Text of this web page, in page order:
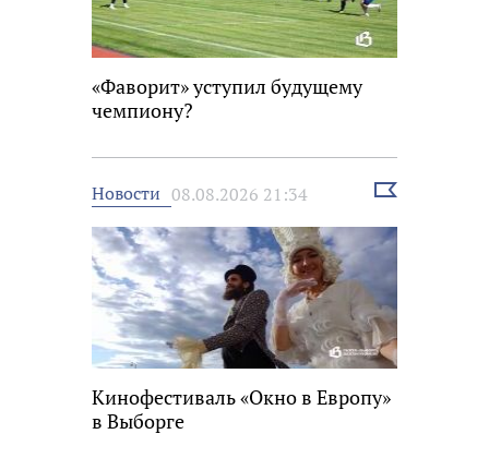
«Фаворит» уступил будущему
чемпиону?
Новости 08.08.2026 21:34
Выбрать
Кинофестиваль «Окно в Европу»
в Выборге